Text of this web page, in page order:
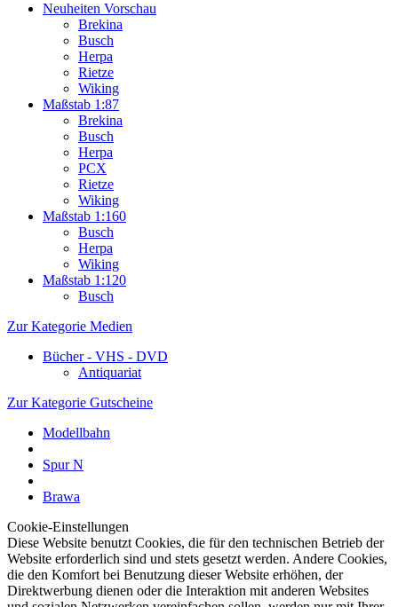
Neuheiten Vorschau
Brekina
Busch
Herpa
Rietze
Wiking
Maßstab 1:87
Brekina
Busch
Herpa
PCX
Rietze
Wiking
Maßstab 1:160
Busch
Herpa
Wiking
Maßstab 1:120
Busch
Zur Kategorie Medien
Bücher - VHS - DVD
Antiquariat
Zur Kategorie Gutscheine
Modellbahn
Spur N
Brawa
Cookie-Einstellungen
Diese Website benutzt Cookies, die für den technischen Betrieb der
Website erforderlich sind und stets gesetzt werden. Andere Cookies,
die den Komfort bei Benutzung dieser Website erhöhen, der
Direktwerbung dienen oder die Interaktion mit anderen Websites